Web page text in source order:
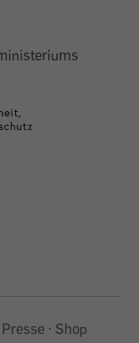
Presse
Shop